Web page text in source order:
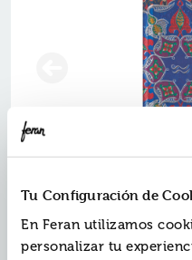
Tu Configuración de
En Feran utilizamos
personalizar tu